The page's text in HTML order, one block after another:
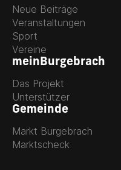
Neue Beiträge
Veranstaltungen
Sport
Vereine
meinBurgebrach
Das Projekt
Unterstützer
Gemeinde
Markt Burgebrach
Marktscheck